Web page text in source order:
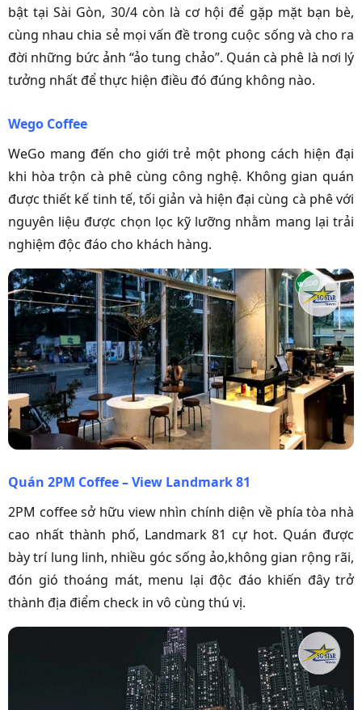
bật tại Sài Gòn, 30/4 còn là cơ hội để gặp mặt bạn bè,
cùng nhau chia sẻ mọi vấn đề trong cuộc sống và cho ra
đời những bức ảnh “ảo tung chảo”. Quán cà phê là nơi lý
tưởng nhất để thực hiện điều đó đúng không nào.
Wego Coffee
WeGo mang đến cho giới trẻ một phong cách hiện đại
khi hòa trộn cà phê cùng công nghệ. Không gian quán
được thiết kế tinh tế, tối giản và hiện đại cùng cà phê với
nguyên liệu được chọn lọc kỹ lưỡng nhằm mang lại trải
nghiệm độc đáo cho khách hàng.
Quán 2PM Coffee – View Landmark 81
2PM coffee sở hữu view nhìn chính diện về phía tòa nhà
cao nhất thành phố, Landmark 81 cự hot. Quán được
bày trí lung linh, nhiều góc sống ảo,không gian rộng rãi,
đón gió thoáng mát, menu lại độc đáo khiến đây trở
thành địa điểm check in vô cùng thú vị.